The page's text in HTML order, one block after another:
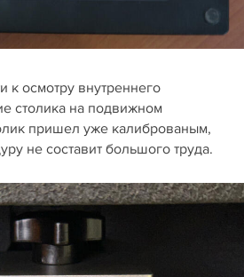
к осмотру внутреннего
столика на подвижном
пришел уже калиброваным,
не составит большого труда.